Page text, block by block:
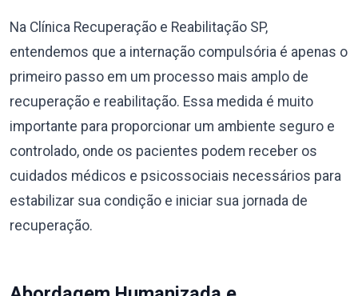
Na Clínica Recuperação e Reabilitação SP,
entendemos que a internação compulsória é apenas o
primeiro passo em um processo mais amplo de
recuperação e reabilitação. Essa medida é muito
importante para proporcionar um ambiente seguro e
controlado, onde os pacientes podem receber os
cuidados médicos e psicossociais necessários para
estabilizar sua condição e iniciar sua jornada de
recuperação.